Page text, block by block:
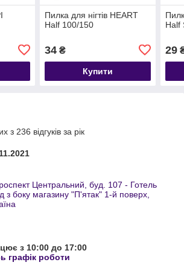
Пилка для нігтів HEART
Half 100/150
34₴
Купити
Half
29
з 236 відгуків за рік
Центральний, буд. 107 - Готель
з боку магазину "П'ятак" 1-й поверх,
з 10:00 до 17:00
графік роботи